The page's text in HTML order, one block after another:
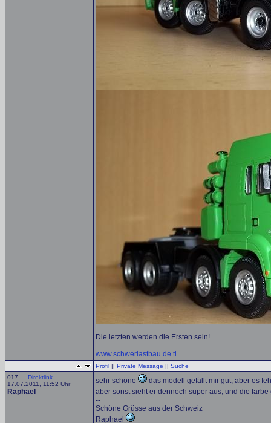
--
Die letzten werden die Ersten sein!
www.schwerlastbau.de.tl
Profil || Private Message || Suche
017 — Direktlink
17.07.2011, 11:52 Uhr
Raphael
sehr schöne
das modell gefällt mir gut, aber es
aber sonst sieht er dennoch super aus, und die
--
Schöne Grüsse aus der Schweiz
Raphael